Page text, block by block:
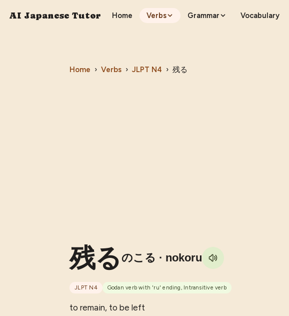
AI Japanese Tutor Home Verbs Grammar Vocabulary
Home › Verbs › JLPT N4 › 残る
残る のこる · nokoru
JLPT N4 Godan verb with 'ru' ending, Intransitive verb
to remain, to be left